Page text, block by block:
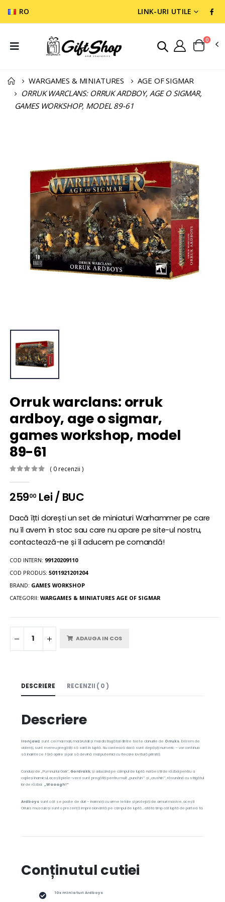
RO LINK-URI UTILE
0
WARGAMES & MINIATURES
AGE OF SIGMAR
ORRUK WARCLANS: ORRUK ARDBOY, AGE O SIGMAR,
GAMES WORKSHOP, MODEL 89-61
Orruk warclans: orruk
ardboy, age o sigmar,
games workshop, model
89-61
( 0 recenzii )
25900 Lei / BUC
Dacă îțti dorești un set de miniaturi Warhammer pe care
nu îl avem în stoc sau care nu apare pe site-ul nostru,
contactează-ne și îl aducem pe comandă!
COD INTERN: 99120209110
COD PRODUS:5011921201204
BRAND: GAMES WORKSHOP
CATEGORII:WARGAMES & MINIATURES AGE OF SIGMAR
ADAUGA IN COS
DESCRIERE RECENZII ( 0 )
Descriere
Ironjawz sunt cei mai mari, mai brutali și mai distrugători dintre toate clanurile deOrruks. Extrem de
violenți, sunt mereu pregătiți să sară în luptă. Nu contează dacă sunt depășiți numeric – vor continua
să înainteze fără oprire și par să devină mai puternici cu fiecare lovitură primită.
Conduși de „Pumnul lui Gork”,Gordrakk, și aducând pe câmpul de luptă noi bestii de război pentru a
copleși inamicul, acești piele-verzi sunt pregătiți pentru mult „punchin’” și „crushin’”, răsunând cu strigătul
lor de război: „Waaagh!”
Ardboys sunt cât se poate de duri – înarmați cu arme letale și protejați de armuri masive, acești
Orruks musculoși sunt o prezență impresionantă pe câmpul de luptă… atâta timp cât luptă de partea ta.
Conținutul cutiei
10x miniaturi Ardboys